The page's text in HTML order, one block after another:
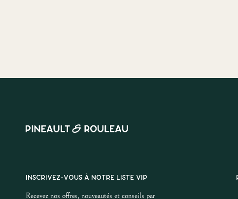
INSCRIVEZ-VOUS À NOTRE LISTE VIP
Recevez nos offres, nouveautés et conseils par